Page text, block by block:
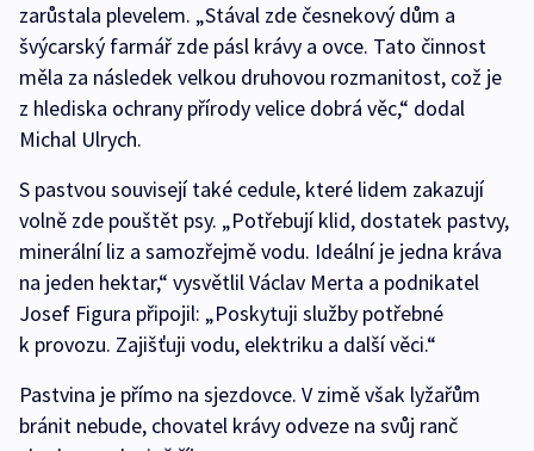
zarůstala plevelem. „Stával zde česnekový dům a
švýcarský farmář zde pásl krávy a ovce. Tato činnost
měla za následek velkou druhovou rozmanitost, což je
z hlediska ochrany přírody velice dobrá věc,“ dodal
Michal Ulrych.
S pastvou souvisejí také cedule, které lidem zakazují
volně zde pouštět psy. „Potřebují klid, dostatek pastvy,
minerální liz a samozřejmě vodu. Ideální je jedna kráva
na jeden hektar,“ vysvětlil Václav Merta a podnikatel
Josef Figura připojil: „Poskytuji služby potřebné
k provozu. Zajišťuji vodu, elektriku a další věci.“
Pastvina je přímo na sjezdovce. V zimě však lyžařům
bránit nebude, chovatel krávy odveze na svůj ranč